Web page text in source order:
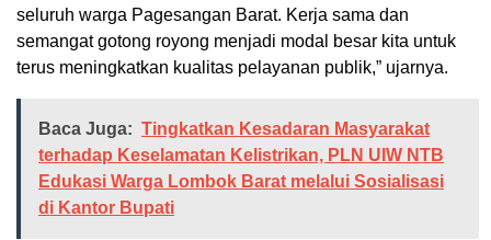
seluruh warga Pagesangan Barat. Kerja sama dan
semangat gotong royong menjadi modal besar kita untuk
terus meningkatkan kualitas pelayanan publik,” ujarnya.
Baca Juga: Tingkatkan Kesadaran Masyarakat
terhadap Keselamatan Kelistrikan, PLN UIW NTB
Edukasi Warga Lombok Barat melalui Sosialisasi
di Kantor Bupati